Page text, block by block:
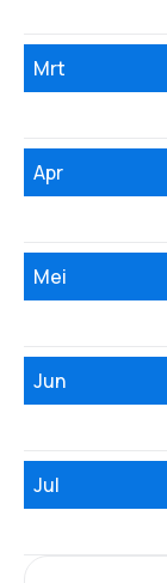
Mrt
Apr
Mei
Jun
Jul